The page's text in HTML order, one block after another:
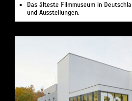
Das älteste Filmmuseum in
und Ausstellungen.